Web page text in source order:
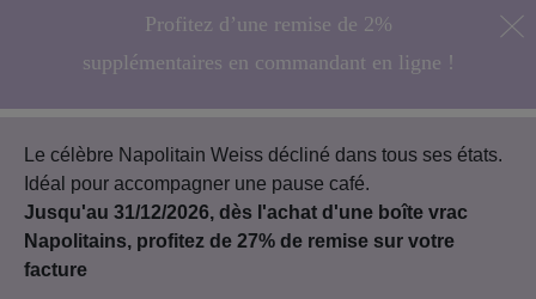
Profitez d’une remise de 2%
supplémentaires en commandant en ligne !
Le célèbre Napolitain Weiss décliné dans tous ses états.
Idéal pour accompagner une pause café.
Jusqu'au 31/12/2026, dès l'achat d'une boîte vrac
Napolitains, profitez de 27% de remise sur votre
facture